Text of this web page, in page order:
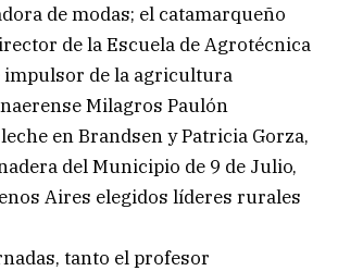
de modas; el catamarqueño
de la Escuela de Agrotécnica
impulsor de la agricultura
Milagros Paulón
en Brandsen y Patricia Gorza,
del Municipio de 9 de Julio,
Aires elegidos líderes rurales
tanto el profesor